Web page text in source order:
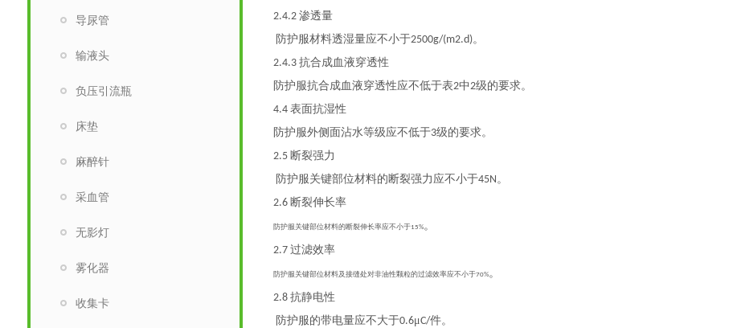
导尿管
输液头
负压引流瓶
床垫
麻醉针
采血管
无影灯
雾化器
收集卡
2.4.2渗透量
防护服材料透湿量应不小于2500g/(m2.d)。
2.4.3抗合成血液穿透性
防护服抗合成血液穿透性应不低于表2中2级的要求。
4.4表面抗湿性
防护服外侧面沾水等级应不低于3级的要求。
2.5断裂强力
防护服关键部位材料的断裂强力应不小于45N。
2.6断裂伸长率
防护服关键部位材料的断裂伸长率应不小于15%。
2.7过滤效率
防护服关键部位材料及接缝处对非油性颗粒的过滤效率应不小于70%。
2.8抗静电性
防护服的带电量应不大于0.6μC/件。